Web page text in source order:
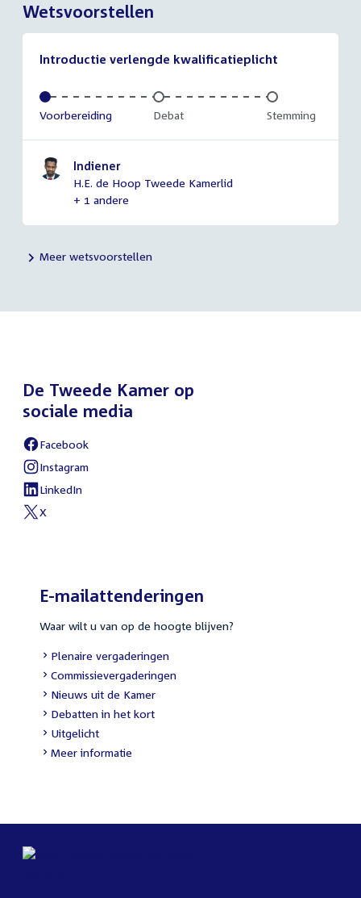
Wetsvoorstellen
Introductie verlengde kwalificatieplicht
Voltooid:
Voorbereiding Onvoltooid:
Debat Onvoltooid:
Stemming
Indiener
H.E. de Hoop Tweede Kamerlid
+ 1 andere
Meer wetsvoorstellen
De Tweede Kamer op
sociale media
Facebook
Instagram
LinkedIn
X
E-mailattenderingen
Waar wilt u van op de hoogte blijven?
Plenaire vergaderingen
Commissievergaderingen
Nieuws uit de Kamer
Debatten in het kort
Uitgelicht
Meer informatie